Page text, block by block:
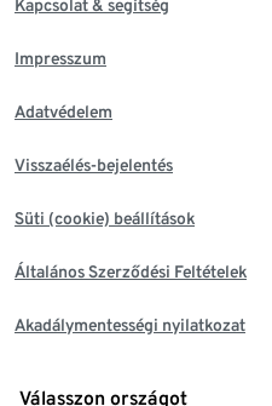
Kapcsolat & segítség
Impresszum
Adatvédelem
Visszaélés-bejelentés
Süti (cookie) beállítások
Általános Szerződési Feltételek
Akadálymentességi nyilatkozat
Válasszon országot